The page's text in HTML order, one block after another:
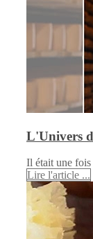
L'Univers
Il était une
Lire l'article ...